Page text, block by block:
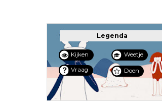
Kijken
Legenda
Vraag
Weetje
Doen